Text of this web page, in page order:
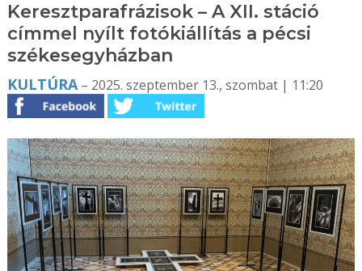
Keresztparafrázisok – A XII. stáció
címmel nyílt fotókiállítás a pécsi
székesegyházban
KULTÚRA– 2025. szeptember 13., szombat | 11:20